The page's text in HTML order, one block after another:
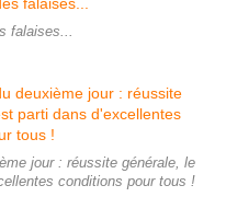
falaises...
jour : réussite générale, le
conditions pour tous !